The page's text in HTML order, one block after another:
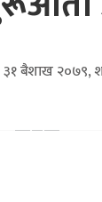
३१ बैशाख २०७९,